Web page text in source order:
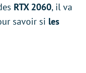
RTX 2060, il va
savoir si les